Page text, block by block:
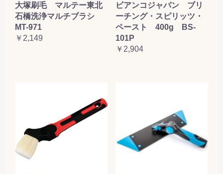
大塚刷毛 マルテー東北
石橋洗浄マルチブラシ
MT-971
￥2,149
ビアンコジャパン ブリ
ーチング・スピリッツ・
ペースト 400g BS-
101P
￥2,904